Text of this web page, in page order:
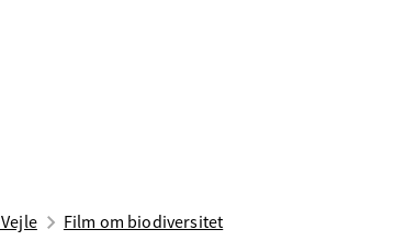
Film om biodiversitet